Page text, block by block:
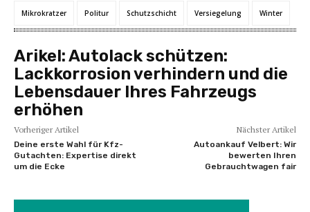
Mikrokratzer Politur Schutzschicht Versiegelung Winter
Arikel:Autolack schützen:
Lackkorrosion verhindern und die
Lebensdauer Ihres Fahrzeugs
erhöhen
Vorheriger Artikel
Deine erste Wahl für Kfz-
Gutachten: Expertise direkt
um die Ecke
Nächster Artikel
Autoankauf Velbert: Wir
bewerten Ihren
Gebrauchtwagen fair